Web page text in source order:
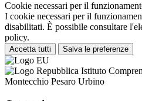
Cookie necessari per il
I cookie necessari per il
disabilitati. È possibile consultare
policy.
Accetta tutti Salva le preferenze
Istituto
Montecchio Pesaro Urbino